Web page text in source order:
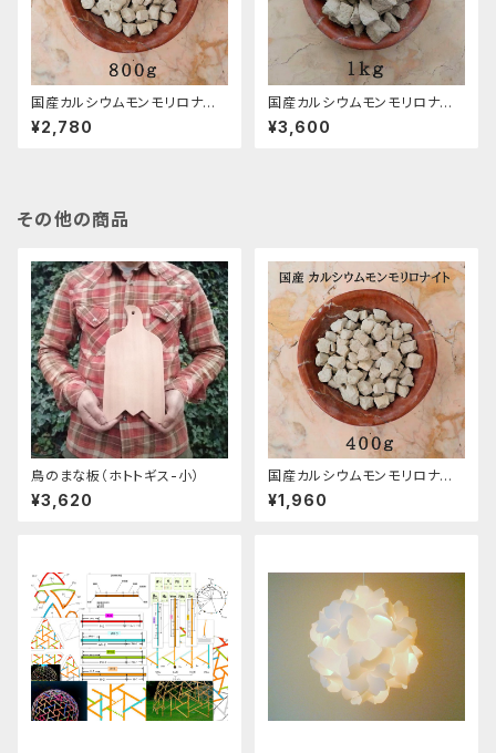
国産カルシウムモンモリロナイト
（カルシウムベントナイト）固形/
800g
¥2,780
国産カルシウムモンモリロナイト
（カルシウムベントナイト）固形/
１kg
¥3,600
その他の商品
鳥のまな板（ホトトギス-小）
¥3,620
国産カルシウムモンモリロナイト
（カルシウムベントナイト）固形/
400g
¥1,960